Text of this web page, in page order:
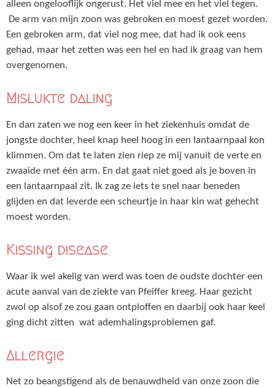
alleen ongelooflijk ongerust. Het viel mee en het viel tegen.
De arm van mijn zoon was gebroken en moest gezet worden.
Een gebroken arm, dat viel nog mee, dat had ik ook eens
gehad, maar het zetten was een hel en had ik graag van hem
overgenomen.
Mislukte daling
En dan zaten we nog een keer in het ziekenhuis omdat de
jongste dochter, heel knap heel hoog in een lantaarnpaal kon
klimmen. Om dat te laten zien riep ze mij vanuit de verte en
zwaaide met één arm. En dat gaat niet goed als je boven in
een lantaarnpaal zit. Ik zag ze iets te snel naar beneden
glijden en dat leverde een scheurtje in haar kin wat gehecht
moest worden.
Kissing disease
Waar ik wel akelig van werd was toen de oudste dochter een
acute aanval van de ziekte van Pfeiffer kreeg. Haar gezicht
zwol op alsof ze zou gaan ontploffen en daarbij ook haar keel
ging dicht zitten wat ademhalingsproblemen gaf.
Allergie
Net zo beangstigend als de benauwdheid van onze zoon die